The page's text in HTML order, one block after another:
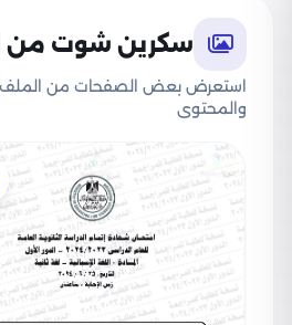
سكرين شوت من
استعرض بعض الصفحات من الملف
والمحتوى